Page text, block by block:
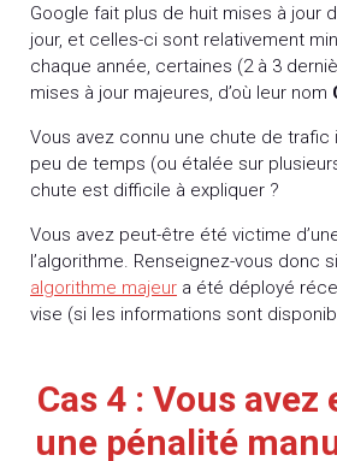
Google fait plus de huit mises à jour
jour, et celles-ci sont relativement
chaque année, certaines (2 à 3
mises à jour majeures, d’où leur nom
Vous avez connu une chute de trafic
peu de temps (ou étalée sur
chute est difficile à expliquer ?
Vous avez peut-être été victime
l’algorithme. Renseignez-vous donc
algorithme majeur a été déployé
vise (si les informations sont
Cas 4 : Vous avez
une pénalité